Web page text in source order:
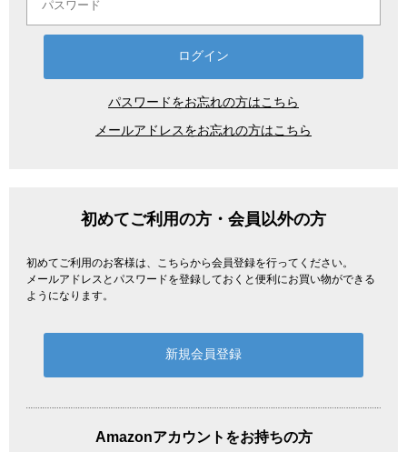
パスワードをお忘れの方はこちら
メールアドレスをお忘れの方はこちら
初めてご利用の方・会員以外の方
初めてご利用のお客様は、こちらから会員登録を行ってください。
メールアドレスとパスワードを登録しておくと便利にお買い物ができる
ようになります。
Amazonアカウントをお持ちの方